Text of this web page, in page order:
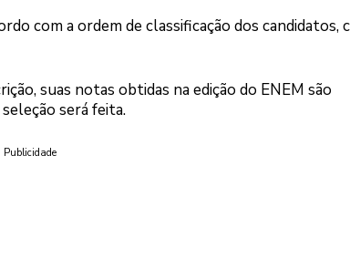
com a ordem de classificação dos candidatos,
suas notas obtidas na edição do ENEM são
será feita.
Publicidade